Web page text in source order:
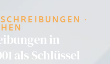
·
in
als Schlüssel